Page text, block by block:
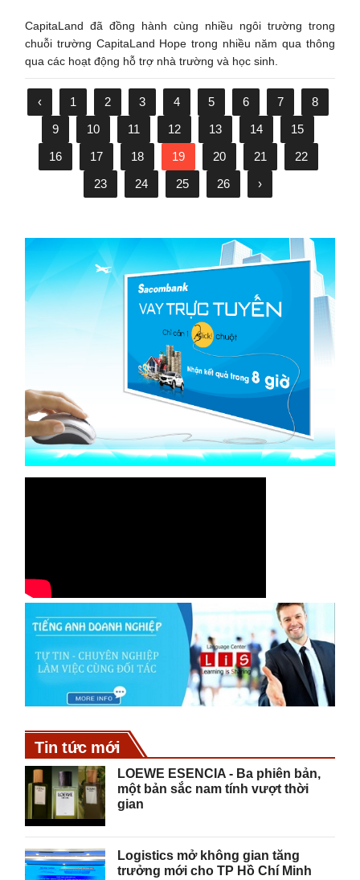
CapitaLand đã đồng hành cùng nhiều ngôi trường trong
chuỗi trường CapitaLand Hope trong nhiều năm qua thông
qua các hoạt động hỗ trợ nhà trường và học sinh.
‹ 1 2 3 4 5 6 7
8
9
10 11 12 13 14
15
16
17 18 19 20 21
22
23
24 25 26 ›
Tin tức mới
LOEWE ESENCIA - Ba phiên bản,
một bản sắc nam tính vượt thời
gian
Logistics mở không gian tăng
trưởng mới cho TP Hồ Chí Minh